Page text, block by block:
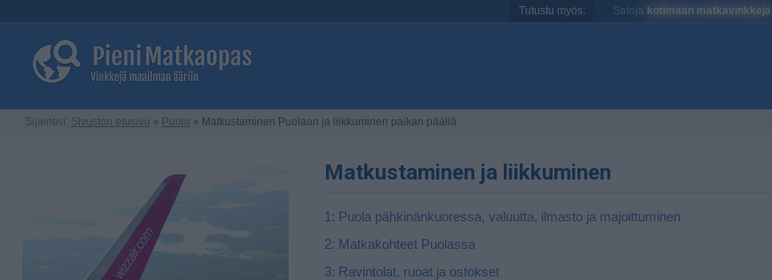
Tutustu myös: Satoja kotimaan matkavinkkejä
Sijaintisi: Sivuston etusivu » Puola » Matkustaminen Puolaan ja liikkuminen paikan päällä
Matkustaminen ja liikkuminen
1: Puola pähkinänkuoressa, valuutta, ilmasto ja majoittuminen
2: Matkakohteet Puolassa
3: Ravintolat, ruoat ja ostokset